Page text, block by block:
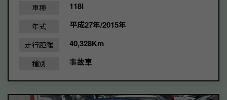
車種 118I
年式 平成27年/2015年
走行距離 40,328Km
種別 事故車